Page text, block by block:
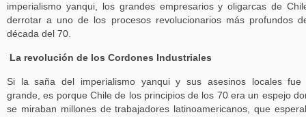
imperialismo yanqui, los grandes empresarios y oligarcas de
derrotar a uno de los procesos revolucionarios más profundos
década del 70.
La revolución de los Cordones Industriales
Si la saña del imperialismo yanqui y sus asesinos locales fue
grande, es porque Chile de los principios de los 70 era un espejo
se miraban millones de trabajadores latinoamericanos, que